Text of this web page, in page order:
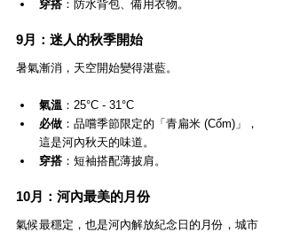
穿搭 ：防水背包、備用衣物。
9月：迷人的秋季開始
暑氣漸消，天空開始變得湛藍。
氣溫 ：25°C - 31°C
必做 ：品嚐季節限定的「青扁米 (Cốm)」，
這是河內秋天的味道。
穿搭 ：短袖搭配薄披肩。
10月：河內最美的月份
氣候最穩定，也是河內解放紀念日的月份，城市